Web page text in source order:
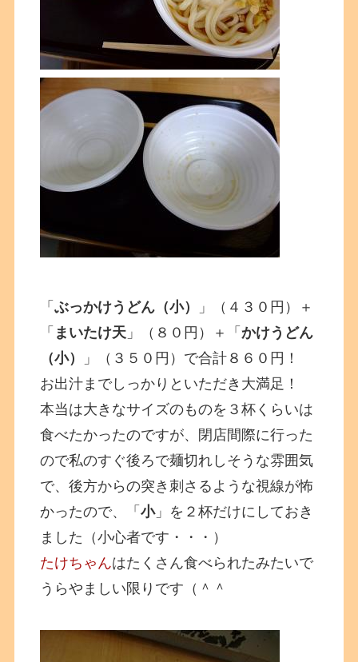
「ぶっかけうどん（小）
」（４３０円）＋
「 まいたけ天 」（８０円）＋「かけうどん
（小）
」（３５０円）で合計８６０円！
お出汁までしっかりといただき大満足！
本当は大きなサイズのものを３杯くらいは
食べたかったのですが、閉店間際に行った
ので私のすぐ後ろで麺切れしそうな雰囲気
で、後方からの突き刺さるような視線が怖
かったので、「小」を２杯だけにしておき
ました（小心者です・・・）
たけちゃんはたくさん食べられたみたいで
うらやましい限りです（＾＾